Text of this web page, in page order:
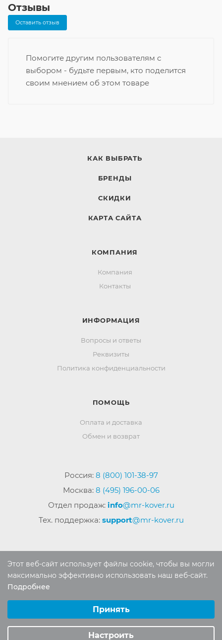
Отзывы
Оставить отзыв
Помогите другим пользователям с
выбором - будьте первым, кто поделится
своим мнением об этом товаре
КАК ВЫБРАТЬ
БРЕНДЫ
СКИДКИ
КАРТА САЙТА
КОМПАНИЯ
Компания
Контакты
ИНФОРМАЦИЯ
Вопросы и ответы
Реквизиты
Политика конфиденциальности
ПОМОЩЬ
Оплата и доставка
Обмен и возврат
Россия: 8 (800) 101-38-97
Москва: 8 (495) 196-00-06
Отдел продаж: info@mr-kover.ru
Тех. поддержка: support@mr-kover.ru
2022-2026 © Интернет магазинMR-KOVER.RU
Авторские права защищены. Воспроизведение
материалов сайта без письменного разрешения
Этот веб-сайт использует файлы cookie, чтобы вы могли
максимально эффективно использовать наш веб-сайт.
Подробнее
Аналитические/Функциональные
Принять
Настроить